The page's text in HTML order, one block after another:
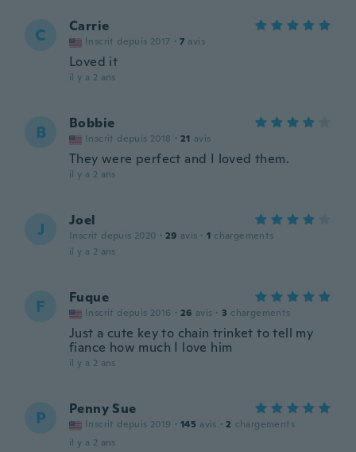
C Carrie
Inscrit depuis 2017 · 7 avis
Loved it
il y a 2 ans
B Bobbie
Inscrit depuis 2018 · 21 avis
They were perfect and I loved them.
il y a 2 ans
J Joel
Inscrit depuis 2020 · 29 avis · 1 chargements
il y a 2 ans
F Fuque
Inscrit depuis 2016 · 26 avis · 3 chargements
Just a cute key to chain trinket to tell my
fiance how much I love him
il y a 2 ans
P Penny Sue
Inscrit depuis 2019 · 145 avis · 2 chargements
il y a 2 ans